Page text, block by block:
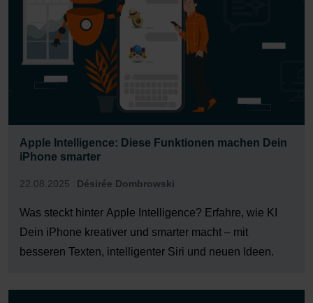
Apple Intelligence: Diese Funktionen machen Dein
iPhone smarter
22.08.2025 Désirée Dombrowski
Was steckt hinter Apple Intelligence? Erfahre, wie KI
Dein iPhone kreativer und smarter macht – mit
besseren Texten, intelligenter Siri und neuen Ideen.